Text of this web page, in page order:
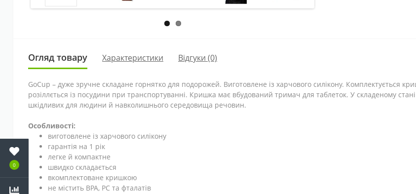
0
Огляд товару Характеристики Відгуки (0)
GoCup – дуже зручне складане горнятко для подорожей. Виготовлене із харчового силікону. Комплектується
розіллється із посудини при транспортуванні. Кришка має вбудований тримач для таблеток. У складеному
шкідливих для людини й навколишнього середовища речовин.
Особливості:
виготовлене із харчового силікону
гарантія на 1 рік
легке й компактне
швидко складається
вкомплектоване кришкою
не містить BPA, PC та фталатів